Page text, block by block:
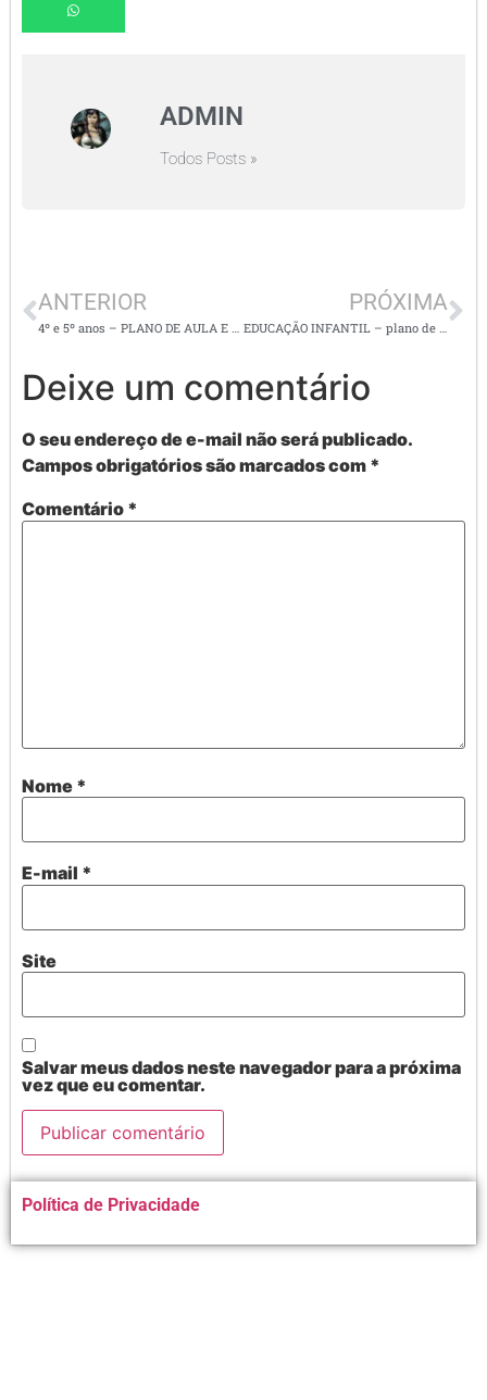
ADMIN
Todos Posts »
ANTERIOR
4º e 5º anos – PLANO DE AULA E ATIVIDADES DE LITERATURA: A FADA PALAVRINHA
PRÓXIMA
EDUCAÇÃO INFANTIL – plano de aula e atividades LETRA S e quantidades
Deixe um comentário
O seu endereço de e-mail não será publicado.
Campos obrigatórios são marcados com *
Comentário *
Nome *
E-mail *
Site
Salvar meus dados neste navegador para a próxima
vez que eu comentar.
Alternative:
Política de Privacidade